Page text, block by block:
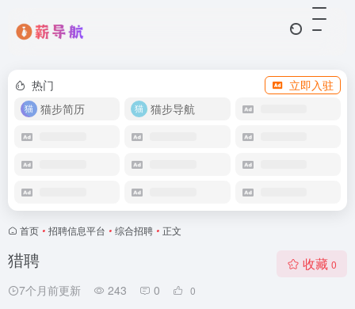
热门
立即入驻
猫步简历
猫步导航
首页 • 招聘信息平台 • 综合招聘 • 正文
猎聘
7个月前更新 243 0 0
收藏 0